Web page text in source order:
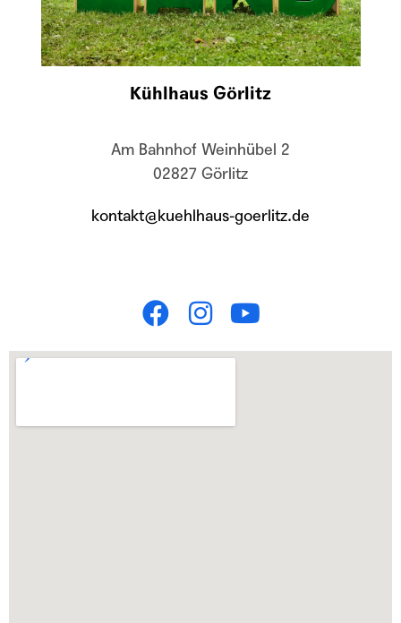
Kühlhaus Görlitz
Am Bahnhof Weinhübel 2
02827 Görlitz
kontakt@kuehlhaus-goerlitz.de